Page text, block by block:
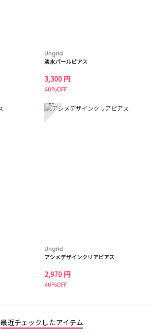
Ungrid
淡水パールピアス
3,300 円
40%OFF
10
Ungrid
アシメデザインクリアピアス
2,970 円
40%OFF
最近チェックしたアイテム